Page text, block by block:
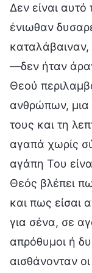
Δεν είναι
ένιωθαν
—δεν ήταν
Θεού
ανθρώπων, μια
τους και τη
αγαπά χωρίς
αγάπη Του
Θεός βλέπει
και πως είσαι
για σένα, σε
απρόθυμοι ή
αισθάνονταν